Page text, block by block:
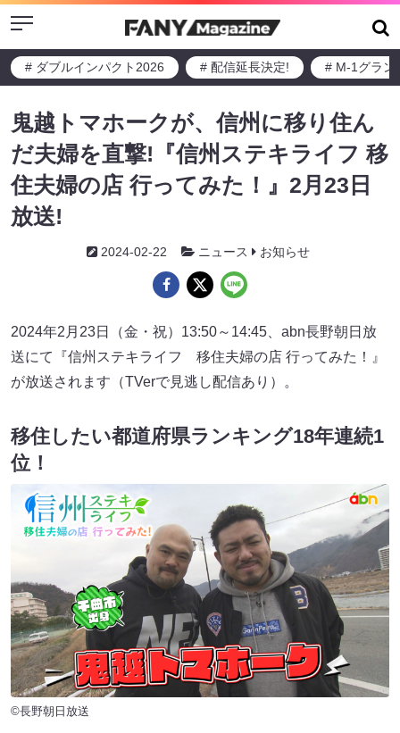
Menu
# ダブルインパクト2026 # 配信延長決定! # M-1グラン
鬼越トマホークが、信州に移り住ん
だ夫婦を直撃!『信州ステキライフ 移
住夫婦の店 行ってみた！』2月23日
放送!
2024-02-22 ニュース お知らせ
2024年2月23日（金・祝）13:50～14:45、abn長野朝日放
送にて『信州ステキライフ 移住夫婦の店 行ってみた！』
が放送されます（TVerで見逃し配信あり）。
移住したい都道府県ランキング18年連続1
位！
©長野朝日放送